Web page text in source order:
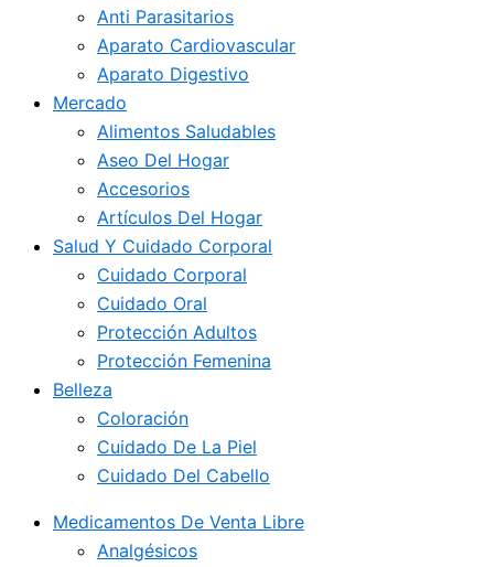
Anti Parasitarios
Aparato Cardiovascular
Aparato Digestivo
Mercado
Alimentos Saludables
Aseo Del Hogar
Accesorios
Artículos Del Hogar
Salud Y Cuidado Corporal
Cuidado Corporal
Cuidado Oral
Protección Adultos
Protección Femenina
Belleza
Coloración
Cuidado De La Piel
Cuidado Del Cabello
Medicamentos De Venta Libre
Analgésicos